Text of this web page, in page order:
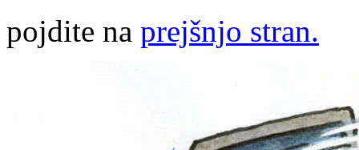
pojdite na prejšnjo stran.